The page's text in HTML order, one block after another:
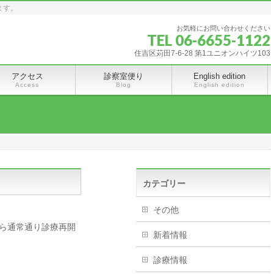
。
お気軽にお問い合わせください
TEL 06-6655-1122
住吉区苅田7-6-28 第1ユニオンハイツ103
アクセス
Access
診察室便り
Blog
English edition
English edition
通常通り診療再開
カテゴリー
その他
新着情報
診療情報